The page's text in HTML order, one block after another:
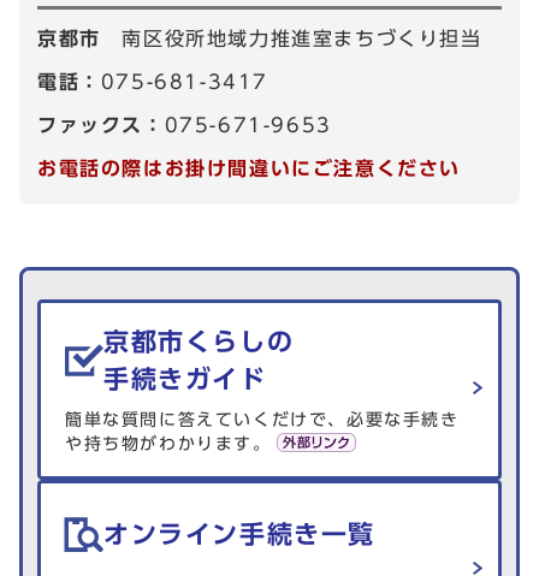
京都市南区役所地域力推進室まちづくり担当
電話： 075-681-3417
ファックス： 075-671-9653
お電話の際はお掛け間違いにご注意ください
生活情報を探す
京都市くらしの
手続きガイド
簡単な質問に答えていくだけで、必要な手続き
や持ち物がわかります。
オンライン手続き一覧